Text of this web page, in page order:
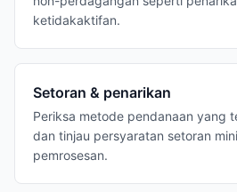
ketidakaktifan.
Setoran & penarikan
Periksa metode pendanaan yang
dan tinjau persyaratan setoran
pemrosesan.